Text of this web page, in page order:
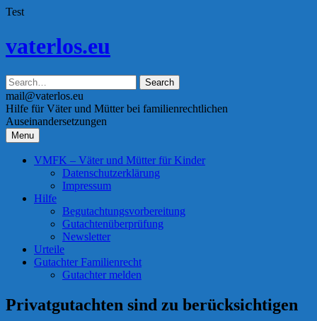
Test
to
vaterlos.eu
mail@vaterlos.eu
Hilfe für Väter und Mütter bei familienrechtlichen
Auseinandersetzungen
Menu
VMFK – Väter und Mütter für Kinder
Datenschutzerklärung
Impressum
Hilfe
Begutachtungsvorbereitung
Gutachtenüberprüfung
Newsletter
Urteile
Gutachter Familienrecht
Gutachter melden
Privatgutachten sind zu berücksichtigen